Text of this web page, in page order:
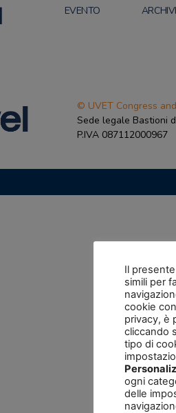
EVENTO
© UVET Congress
Sede legale Bastioni
P.IVA 087112000967
Il
simili per
cookie
privacy, è
cliccando
tipo di
ogni
delle